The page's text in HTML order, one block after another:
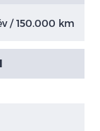
/ 150.000 km